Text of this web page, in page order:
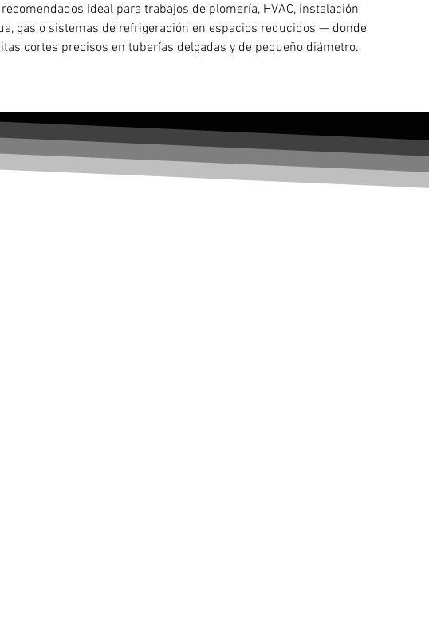
Ideal para trabajos de plomería, HVAC, instalación
gas o sistemas de refrigeración en espacios reducidos — donde
cortes precisos en tuberías delgadas y de pequeño diámetro.